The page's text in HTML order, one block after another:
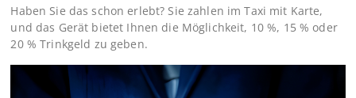
Haben Sie das schon erlebt? Sie zahlen im Taxi mit Karte,
und das Gerät bietet Ihnen die Möglichkeit, 10 %, 15 % oder
20 % Trinkgeld zu geben.